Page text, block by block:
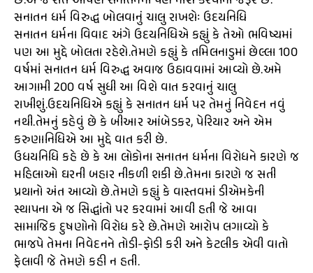
સનાતન ધર્મ વિરુદ્ધ બોલવાનું ચાલુ રાખશેઃ ઉદયનિધિ
સનાતન ધર્મના વિવાદ અંગે ઉદયનિધિએ કહ્યું કે તેઓ ભવિષ્યમાં
પણ આ મુદ્દે બોલતા રહેશે.તેમણે કહ્યું કે તમિલનાડુમાં છેલ્લા 100
વર્ષમાં સનાતન ધર્મ વિરુદ્ધ અવાજ ઉઠાવવામાં આવ્યો છે.અમે
આગામી 200 વર્ષ સુધી આ વિશે વાત કરવાનું ચાલુ
રાખીશું.ઉદયનિધિએ કહ્યું કે સનાતન ધર્મ પર તેમનું નિવેદન નવું
નથી.તેમનું કહેવું છે કે બીઆર આંબેડકર, પેરિયાર અને એમ
કરુણાનિધિએ આ મુદ્દે વાત કરી છે.
ઉધયનિધિ કહે છે કે આ લોકોના સનાતન ધર્મના વિરોધને કારણે જ
મહિલાઓ ઘરની બહાર નીકળી શકી છે.તેમના કારણે જ સતી
પ્રથાનો અંત આવ્યો છે.તેમણે કહ્યું કે વાસ્તવમાં ડીએમકેની
સ્થાપના એ જ સિદ્ધાંતો પર કરવામાં આવી હતી જે આવા
સામાજિક દુષણોનો વિરોધ કરે છે.તેમણે આરોપ લગાવ્યો કે
ભાજપે તેમના નિવેદનને તોડી-ફોડી કરી અને કેટલીક એવી વાતો
ફેલાવી જે તેમણે કહી ન હતી.